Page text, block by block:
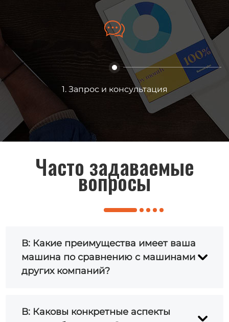
реагирование и
простоя
1. Запрос и консультация
Часто задаваемые
вопросы
В: Какие преимущества имеет ваша
машина по сравнению с машинами
других компаний?
A: Наши машины для выдува бутылок
В: Каковы конкретные аспекты